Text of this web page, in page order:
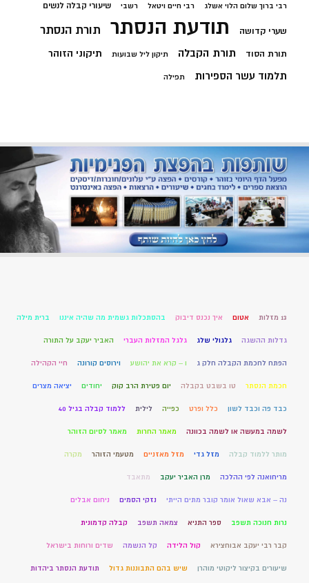
רבי ברוך שלום הלוי אשלג רבי חיים ויטאל רשבי שיעורי קבלה לנשים
שערי קדושה תודעת הנסתר תורת הנסתר
תורת הסוד תורת הקבלה תיקון ליל שבועות תיקוני הזוהר
תלמוד עשר הספירות תפילה
13 מזלות אטום איך נכנס דיבוק בהסתכלות גשמית מה שהיה איננו ברית מילה
גדלות ההשגה גלגולי שלג גלגל המזלות העברי האביר יעקב על התורה
הפתח לחכמת הקבלה חלק ג ו – קרא את יהושע וירוסים קורונה חיי הקהילה
חכמת הנסתר טו בשבט בקבלה יום פטירת הרב קוק יחודים יציאה מצרים
כבד פה וכבד לשון כלל ופרט כפייה לילית ללמוד קבלה בגיל 40
לשמה במעשה או לשמה בכוונה מאמר החרות מאמר לסיום הזוהר
מותר ללמוד קבלה מזל גדי מזל מאזניים מטעמי הזוהר מקרה
מריחואנה לפי ההלכה מרן האביר יעקב מתאבד
נה – אבא שאול אומר קובר מתים הייתי נזקי הסמים ניחום אבלים
נרות חנוכה תשפב ספר התניא צמאה תשפב קבלה קדמונית
קבר רבי יעקב אבוחצירא קול הלידה קל הנשמה שדים ורוחות בישראל
שיעורים בקיצור ליקוטי מוהרן שיש בהם התבוננות גדול תודעת הנסתר ביהדות